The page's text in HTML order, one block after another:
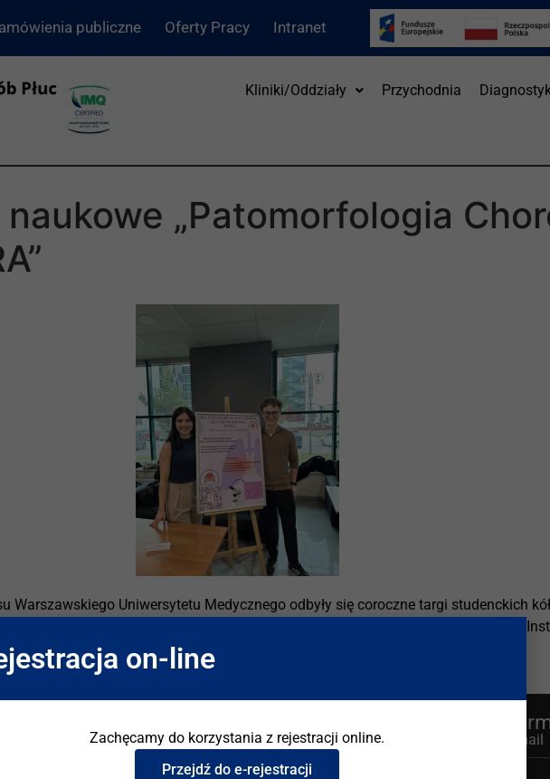
publiczne Oferty Pracy Intranet
Kliniki/Oddziały Przychodnia
naukowe „Patomorfologia
Warszawskiego Uniwersytetu Medycznego odbyły się coroczne targi studenckich
Chorób Klatki Piersiowej „INTRA”, utworzone przy Zakładzie Patomorfologii
koła przyczyni się do zwiększenia liczby przyszłych patomorfologów.
I Klinika Chorób Płuc
II Klinika Chorób Płuc
E-mail
on-line
Zachęcamy do korzystania z rejestracji online.
Przejdź do e-rejestracji